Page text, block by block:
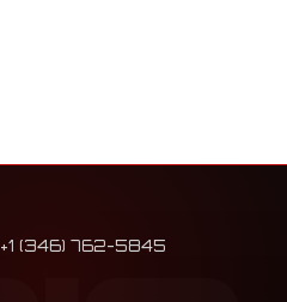
+1 (346) 762-5845